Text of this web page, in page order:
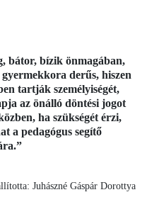
bátor, bízik önmagában,
derűs, hiszen
tartják személyiségét,
az önálló döntési jogot
ha szükségét érzi,
a pedagógus segítő
Juhászné Gáspár Dorottya